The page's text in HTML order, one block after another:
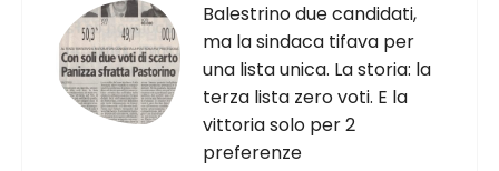
Balestrino due candidati,
ma la sindaca tifava per
una lista unica. La storia: la
terza lista zero voti. E la
vittoria solo per 2
preferenze